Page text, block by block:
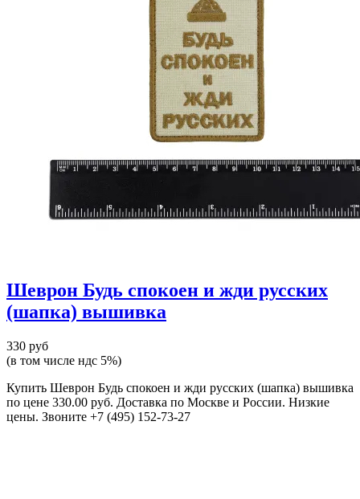
Шеврон Будь спокоен и жди русских
(шапка) вышивка
330 руб
(в том числе ндс 5%)
Купить Шеврон Будь спокоен и жди русских (шапка) вышивка
по цене 330.00 руб. Доставка по Москве и России. Низкие
цены. Звоните +7 (495) 152-73-27